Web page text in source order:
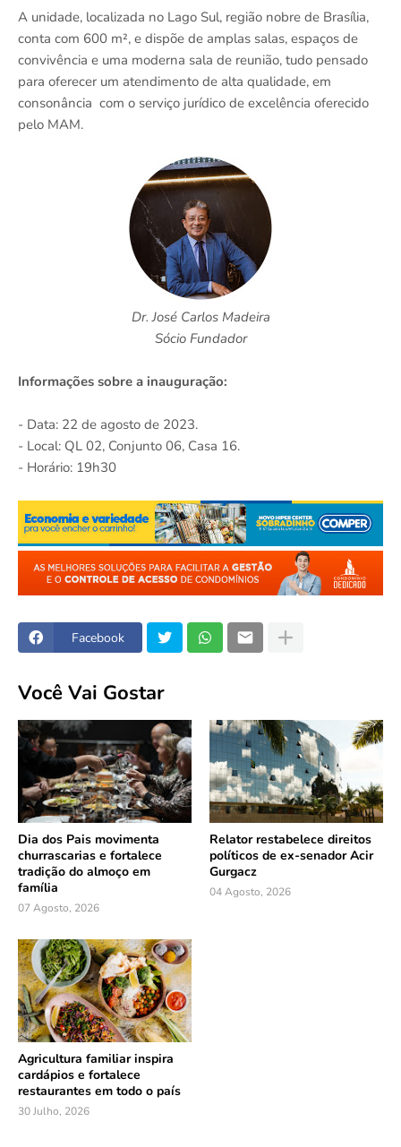
A unidade, localizada no Lago Sul, região nobre de Brasília,
conta com 600 m², e dispõe de amplas salas, espaços de
convivência e uma moderna sala de reunião, tudo pensado
para oferecer um atendimento de alta qualidade, em
consonância com o serviço jurídico de excelência oferecido
pelo MAM.
Dr. José Carlos Madeira
Sócio Fundador
Informações sobre a inauguração:
- Data: 22 de agosto de 2023.
- Local: QL 02, Conjunto 06, Casa 16.
- Horário: 19h30
Facebook
Você Vai Gostar
Dia dos Pais movimenta
churrascarias e fortalece
tradição do almoço em
família
07 Agosto, 2026
Relator restabelece direitos
políticos de ex-senador Acir
Gurgacz
04 Agosto, 2026
Agricultura familiar inspira
cardápios e fortalece
restaurantes em todo o país
30 Julho, 2026